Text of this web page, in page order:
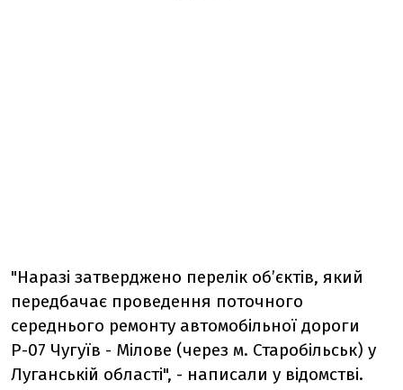
"Наразі затверджено перелік об’єктів, який
передбачає проведення поточного
середнього ремонту автомобільної дороги
Р-07 Чугуїв - Мілове (через м. Старобільськ) у
Луганській області", - написали у відомстві.